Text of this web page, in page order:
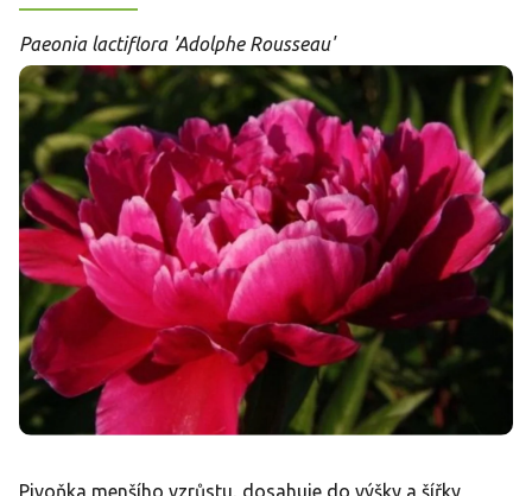
Paeonia lactiflora 'Adolphe Rousseau'
Pivoňka menšího vzrůstu, dosahuje do výšky a šířky